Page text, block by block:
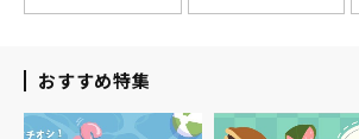
おすすめ特集